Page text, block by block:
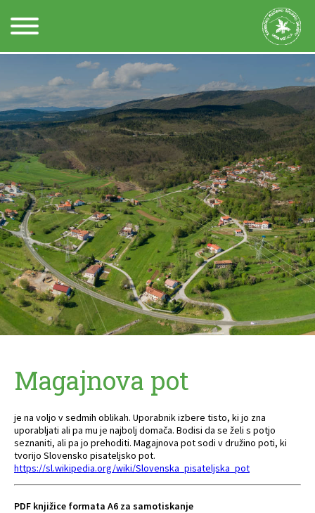
Magajnova pot
je na voljo v sedmih oblikah. Uporabnik izbere tisto, ki jo zna
uporabljati ali pa mu je najbolj domača. Bodisi da se želi s potjo
seznaniti, ali pa jo prehoditi. Magajnova pot sodi v družino poti, ki
tvorijo Slovensko pisateljsko pot.
https://sl.wikipedia.org/wiki/Slovenska_pisateljska_pot
PDF knjižice formata A6 za samotiskanje